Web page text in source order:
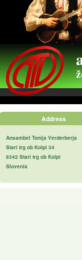
Address
Ansambel Tonija Verderberja
Stari trg ob Kolpi 34
8342 Stari trg ob Kolpi
Slovenia